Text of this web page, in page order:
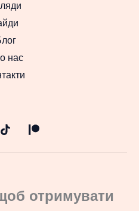
нас
отримувати